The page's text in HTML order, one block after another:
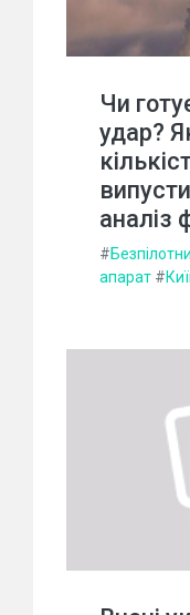
Чи
удар?
аналіз
#
апарат #